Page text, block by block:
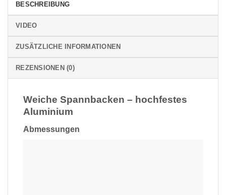
BESCHREIBUNG
VIDEO
ZUSÄTZLICHE INFORMATIONEN
REZENSIONEN (0)
Weiche Spannbacken – hochfestes
Aluminium
Abmessungen